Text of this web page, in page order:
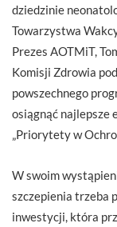
dziedzinie
Towarzystwa
Prezes AOTMiT,
Komisji Zdrowia
powszechnego
osiągnąć najlepsze
„Priorytety w
W swoim
szczepienia trzeba
inwestycji, która